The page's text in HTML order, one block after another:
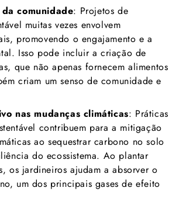
comunidade: Projetos de
muitas vezes envolvem
promovendo o engajamento e a
Isso pode incluir a criação de
que não apenas fornecem alimentos
criam um senso de comunidade e
nas mudanças climáticas: Práticas
contribuem para a mitigação
ao sequestrar carbono no solo
do ecossistema. Ao plantar
os jardineiros ajudam a absorver o
um dos principais gases de efeito